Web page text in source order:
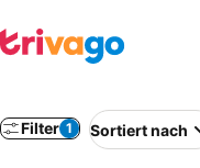
Filter 1 Sortiert nach